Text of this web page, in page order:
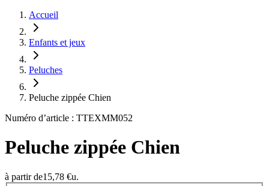
Accueil
Enfants et jeux
Peluches
Peluche zippée Chien
Numéro d’article : TTEXMM052
Peluche zippée Chien
à partir de15,78 €u.